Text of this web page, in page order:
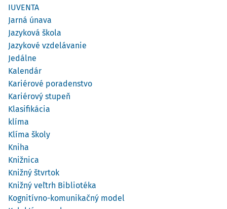
IUVENTA
Jarná únava
Jazyková škola
Jazykové vzdelávanie
Jedálne
Kalendár
Kariérové poradenstvo
Kariérový stupeň
Klasifikácia
klíma
Klíma školy
Kniha
Knižnica
Knižný štvrtok
Knižný veľtrh Bibliotéka
Kognitívno-komunikačný model